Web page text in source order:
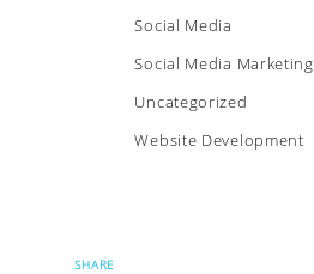
Social Media
Social Media Marketing
Uncategorized
Website Development
SHARE